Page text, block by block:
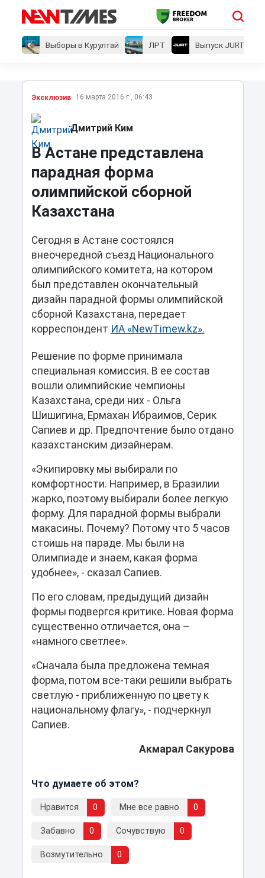
Выборы в Курултай ЛРТ Выпуск JURT
Эксклюзив 16 марта 2016 г., 06:43
Дмитрий Ким
В Астане представлена
парадная форма
олимпийской сборной
Казахстана
Сегодня в Астане состоялся
внеочередной съезд Национального
олимпийского комитета, на котором
был представлен окончательный
дизайн парадной формы олимпийской
сборной Казахстана, передает
корреспондент ИА «NewTimew.kz».
Решение по форме принимала
специальная комиссия. В ее состав
вошли олимпийские чемпионы
Казахстана, среди них - Ольга
Шишигина, Ермахан Ибраимов, Серик
Сапиев и др. Предпочтение было отдано
казахстанским дизайнерам.
«Экипировку мы выбирали по
комфортности. Например, в Бразилии
жарко, поэтому выбирали более легкую
форму. Для парадной формы выбрали
макасины. Почему? Потому что 5 часов
стоишь на параде. Мы были на
Олимпиаде и знаем, какая форма
удобнее», - сказал Сапиев.
По его словам, предыдущий дизайн
формы подвергся критике. Новая форма
существенно отличается, она –
«намного светлее».
«Сначала была предложена темная
форма, потом все-таки решили выбрать
светлую - приближенную по цвету к
национальному флагу», - подчеркнул
Сапиев.
Акмарал Сакурова
Что думаете об этом?
Нравится 0 Мне все равно 0
Забавно 0 Сочувствую 0
Возмутительно 0